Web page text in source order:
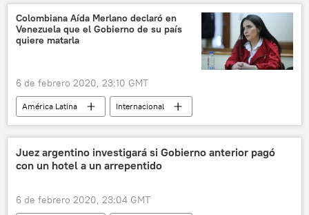
noticias
Colombiana Aída Merlano declaró en
Venezuela que el Gobierno de su país
quiere matarla
6 de febrero 2020, 23:10 GMT
América Latina
Internacional
Colombia
Venezuela
persecución política
noticias
Juez argentino investigará si Gobierno anterior pagó
con un hotel a un arrepentido
6 de febrero 2020, 23:04 GMT